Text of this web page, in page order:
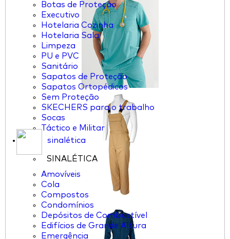
Botas de Proteção
Executivo
Hotelaria Cozinha
Hotelaria Sala
Limpeza
PU e PVC
Sanitário
Sapatos de Proteção
Sapatos Ortopédicos
Sem Proteção
SKECHERS para o trabalho
Socas
Táctico e Militar
sinalética
SINALÉTICA
Amovíveis
Cola
Compostos
Condomínios
Depósitos de Combustível
Edifícios de Grande Altura
Emergência